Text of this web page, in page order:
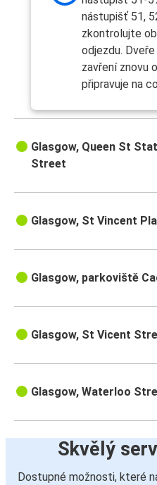
nástupišť 51,
zkontrolujte
odjezdu.
zavření znovu
připravuje na
Glasgow, Queen St
Street
Glasgow, St Vincent
Glasgow, parkoviště
Glasgow, St Vicent
Glasgow, Waterloo
Skvělý
Dostupné možnosti, které